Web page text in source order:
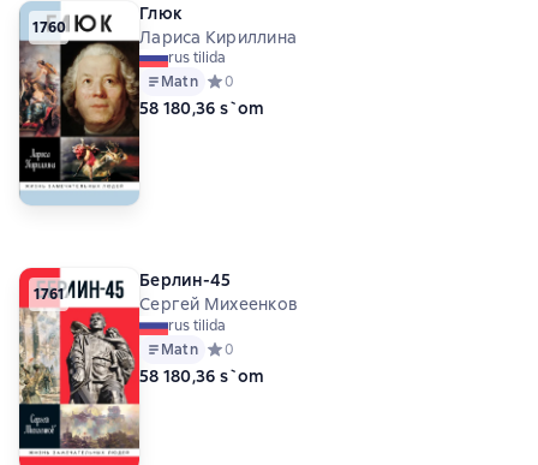
1760
Глюк
Лариса Кириллина
rus tilida
Matn Средний рейтинг 0 на основе 0 оценок
0
58 180,36 s`om
1761
Берлин-45
Сергей Михеенков
rus tilida
Matn Средний рейтинг 0 на основе 0 оценок
0
58 180,36 s`om